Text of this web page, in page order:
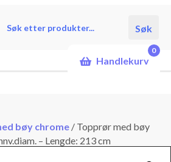
search
Søk
Handlekurv
0
bøy chrome / Topprør med bøy
– Lengde: 213 cm